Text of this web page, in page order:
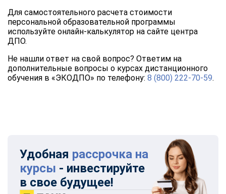
Для самостоятельного расчета стоимости
персональной образовательной программы
используйте онлайн-калькулятор на сайте центра
ДПО.
Не нашли ответ на свой вопрос? Ответим на
дополнительные вопросы о курсах дистанционного
обучения в «ЭКОДПО» по телефону: 8 (800) 222-70-59.
Удобная рассрочка на
курсы - инвестируйте
в свое будущее!